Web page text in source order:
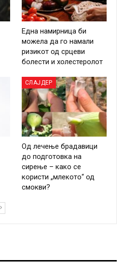
Една намирница би
можела да го намали
ризикот од срцеви
болести и холестеролот
СЛАЈДЕР
Од лечење брадавици
до подготовка на
сирење – како се
користи „млекото“ од
смокви?